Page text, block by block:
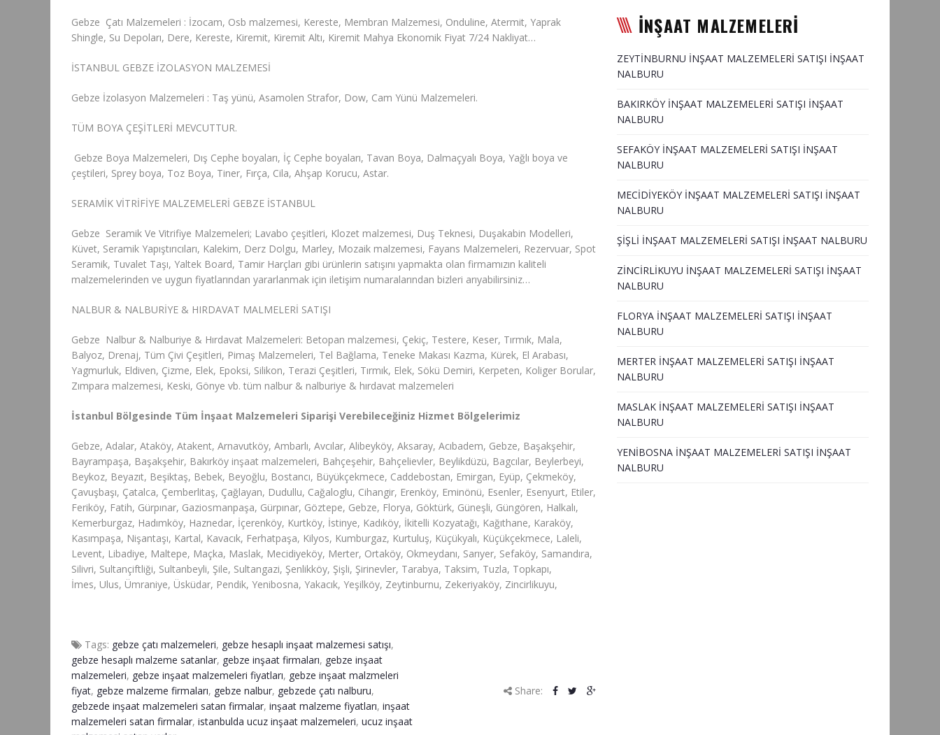
Gebze Çatı Malzemeleri : İzocam, Osb malzemesi, Kereste, Membran Malzemesi, Onduline, Atermit, Yaprak
Shingle, Su Depoları, Dere, Kereste, Kiremit, Kiremit Altı, Kiremit Mahya Ekonomik Fiyat 7/24 Nakliyat…
İSTANBUL GEBZE İZOLASYON MALZEMESİ
Gebze İzolasyon Malzemeleri : Taş yünü, Asamolen Strafor, Dow, Cam Yünü Malzemeleri.
TÜM BOYA ÇEŞİTLERİ MEVCUTTUR.
Gebze Boya Malzemeleri, Dış Cephe boyaları, İç Cephe boyaları, Tavan Boya, Dalmaçyalı Boya, Yağlı boya ve
çeştileri, Sprey boya, Toz Boya, Tiner, Fırça, Cila, Ahşap Korucu, Astar.
SERAMİK VİTRİFİYE MALZEMELERİ GEBZE İSTANBUL
Gebze Seramik Ve Vitrifiye Malzemeleri; Lavabo çeşitleri, Klozet malzemesi, Duş Teknesi, Duşakabin Modelleri,
Küvet, Seramik Yapıştırıcıları, Kalekim, Derz Dolgu, Marley, Mozaik malzemesi, Fayans Malzemeleri, Rezervuar, Spot
Seramik, Tuvalet Taşı, Yaltek Board, Tamir Harçları gibi ürünlerin satışını yapmakta olan firmamızın kaliteli
malzemelerinden ve uygun fiyatlarından yararlanmak için iletişim numaralarından bizleri arıyabilirsiniz…
NALBUR & NALBURİYE & HIRDAVAT MALMELERİ SATIŞI
Gebze Nalbur & Nalburiye & Hırdavat Malzemeleri: Betopan malzemesi, Çekiç, Testere, Keser, Tırmık, Mala,
Balyoz, Drenaj, Tüm Çivi Çeşitleri, Pimaş Malzemeleri, Tel Bağlama, Teneke Makası Kazma, Kürek, El Arabası,
Yagmurluk, Eldiven, Çizme, Elek, Epoksi, Silikon, Terazi Çeşitleri, Tırmık, Elek, Sökü Demiri, Kerpeten, Koliger Borular,
Zımpara malzemesi, Keski, Gönye vb. tüm nalbur & nalburiye & hırdavat malzemeleri
İstanbul Bölgesinde Tüm İnşaat Malzemeleri Siparişi Verebileceğiniz Hizmet Bölgelerimiz
Gebze, Adalar, Ataköy, Atakent, Arnavutköy, Ambarlı, Avcılar, Alibeyköy, Aksaray, Acıbadem, Gebze, Başakşehir,
Bayrampaşa, Başakşehir, Bakırköy inşaat malzemeleri, Bahçeşehir, Bahçelievler, Beylikdüzü, Bagcılar, Beylerbeyi,
Beykoz, Beyazıt, Beşiktaş, Bebek, Beyoğlu, Bostancı, Büyükçekmece, Caddebostan, Emirgan, Eyüp, Çekmeköy,
Çavuşbaşı, Çatalca, Çemberlitaş, Çağlayan, Dudullu, Cağaloglu, Cihangir, Erenköy, Eminönü, Esenler, Esenyurt, Etiler,
Feriköy, Fatih, Gürpınar, Gaziosmanpaşa, Gürpınar, Göztepe, Gebze, Florya, Göktürk, Güneşli, Güngören, Halkalı,
Kemerburgaz, Hadımköy, Haznedar, İçerenköy, Kurtköy, İstinye, Kadıköy, İkitelli Kozyatağı, Kağıthane, Karaköy,
Kasımpaşa, Nişantaşı, Kartal, Kavacık, Ferhatpaşa, Kilyos, Kumburgaz, Kurtuluş, Küçükyalı, Küçükçekmece, Laleli,
Levent, Libadiye, Maltepe, Maçka, Maslak, Mecidiyeköy, Merter, Ortaköy, Okmeydanı, Sarıyer, Sefaköy, Samandıra,
Silivri, Sultançiftliği, Sultanbeyli, Şile, Sultangazi, Şenlikköy, Şişli, Şirinevler, Tarabya, Taksim, Tuzla, Topkapı,
İmes, Ulus, Ümraniye, Üsküdar, Pendik, Yenibosna, Yakacık, Yeşilköy, Zeytinburnu, Zekeriyaköy, Zincirlikuyu,
Tags: gebze çatı malzemeleri, gebze hesaplı inşaat malzemesi satışı,
gebze hesaplı malzeme satanlar, gebze inşaat firmaları, gebze inşaat
malzemeleri, gebze inşaat malzemeleri fiyatları, gebze inşaat malzmeleri
fiyat, gebze malzeme firmaları, gebze nalbur, gebzede çatı nalburu,
gebzede inşaat malzemeleri satan firmalar, inşaat malzeme fiyatları, inşaat
malzemeleri satan firmalar, istanbulda ucuz inşaat malzemeleri, ucuz inşaat
Share:
İNŞAAT MALZEMELERİ
ZEYTİNBURNU İNŞAAT MALZEMELERİ SATIŞI İNŞAAT
NALBURU
BAKIRKÖY İNŞAAT MALZEMELERİ SATIŞI İNŞAAT
NALBURU
SEFAKÖY İNŞAAT MALZEMELERİ SATIŞI İNŞAAT
NALBURU
MECİDİYEKÖY İNŞAAT MALZEMELERİ SATIŞI İNŞAAT
NALBURU
ŞİŞLİ İNŞAAT MALZEMELERİ SATIŞI İNŞAAT NALBURU
ZİNCİRLİKUYU İNŞAAT MALZEMELERİ SATIŞI İNŞAAT
NALBURU
FLORYA İNŞAAT MALZEMELERİ SATIŞI İNŞAAT
NALBURU
MERTER İNŞAAT MALZEMELERİ SATIŞI İNŞAAT
NALBURU
MASLAK İNŞAAT MALZEMELERİ SATIŞI İNŞAAT
NALBURU
YENİBOSNA İNŞAAT MALZEMELERİ SATIŞI İNŞAAT
NALBURU